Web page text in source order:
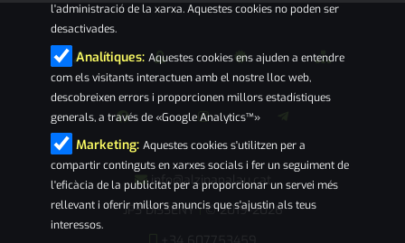
info@alzinapalau.cat
JPS DISSENY|© 2019-2026
l'administració de la xarxa. Aquestes cookies no poden ser
desactivades.
Analítiques: Aquestes cookies ens ajuden a entendre
com els visitants interactuen amb el nostre lloc web,
descobreixen errors i proporcionen millors estadístiques
generals, a través de «Google Analytics™»
Marketing: Aquestes cookies s'utilitzen per a
compartir continguts en xarxes socials i fer un seguiment de
l'eficàcia de la publicitat per a proporcionar un servei més
rellevant i oferir millors anuncis que s'ajustin als teus
interessos.